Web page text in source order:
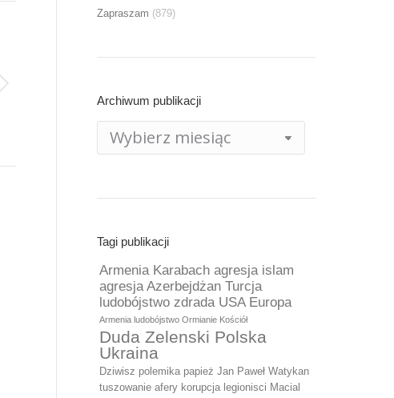
Zapraszam (879)
Archiwum publikacji
publikacji
Tagi publikacji
Armenia Karabach agresja islam
agresja Azerbejdżan Turcja
ludobójstwo zdrada USA Europa
Armenia ludobójstwo Ormianie Kościół
Duda Zelenski Polska
Ukraina
Dziwisz polemika papież Jan Paweł Watykan
tuszowanie afery korupcja legionisci Macial